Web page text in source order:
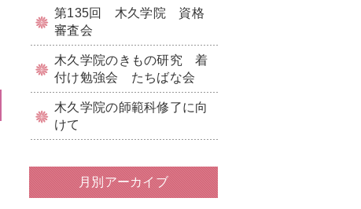
第135回 木久学院 資格
審査会
木久学院のきもの研究 着
付け勉強会 たちばな会
木久学院の師範科修了に向
けて
月別アーカイブ